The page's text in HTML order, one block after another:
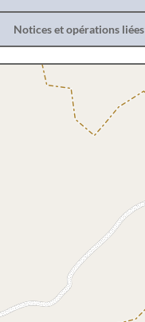
Notices et opérations liées